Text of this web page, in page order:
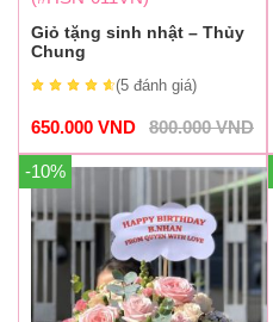
Giỏ tặng sinh nhật – Thủy
Chung
(5 đánh giá)
800.000VND
650.000 VND
-10%